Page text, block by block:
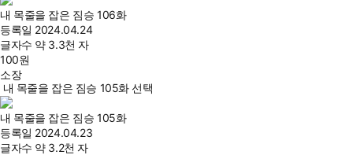
내 목줄을 잡은 짐승 106화
등록일 2024.04.24
글자수 약 3.3천 자
100원
소장
내 목줄을 잡은 짐승 105화 선택
내 목줄을 잡은 짐승 105화
등록일 2024.04.23
글자수 약 3.2천 자